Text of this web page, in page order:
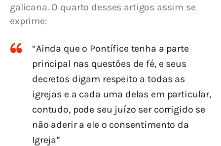
galicana. O quarto desses artigos assim se
exprime:
“Ainda que o Pontífice tenha a parte
principal nas questões de fé, e seus
decretos digam respeito a todas as
igrejas e a cada uma delas em particular,
contudo, pode seu juízo ser corrigido se
não aderir a ele o consentimento da
Igreja”